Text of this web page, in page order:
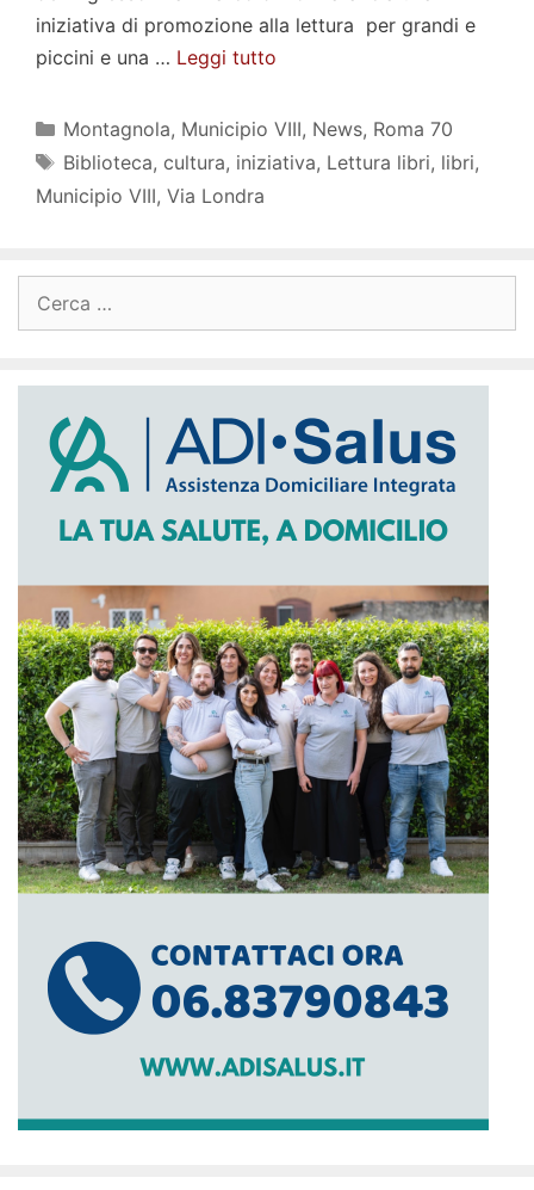
iniziativa di promozione alla lettura per grandi e
piccini e una … Leggi tutto
Categorie
Montagnola, Municipio VIII, News, Roma 70
Tag
Biblioteca, cultura, iniziativa, Lettura libri, libri,
Municipio VIII, Via Londra
per: